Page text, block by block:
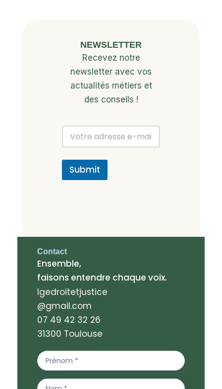
NEWSLETTER
Recevez notre
newsletter avec vos
actualités métiers et
des conseils !
E
m
l
E
a
i
*
Submit
Contact
Ensemble,
faisons entendre chaque voix.
lgedroitetjustice
@gmail.com
07 49 42 32 26
31300 Toulouse
Contact
Us